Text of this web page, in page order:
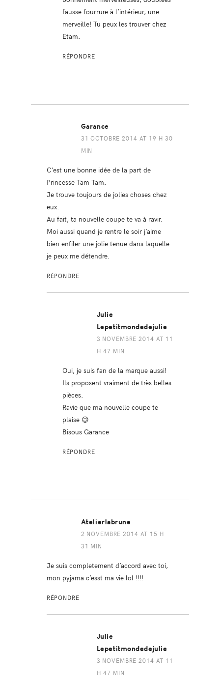
fausse fourrure à l’intérieur, une
merveille! Tu peux les trouver chez
Etam.
RÉPONDRE
Garance
31 OCTOBRE 2014 AT 19 H 30
MIN
C’est une bonne idée de la part de
Princesse Tam Tam.
Je trouve toujours de jolies choses chez
eux.
Au fait, ta nouvelle coupe te va à ravir.
Moi aussi quand je rentre le soir j’aime
bien enfiler une jolie tenue dans laquelle
je peux me détendre.
RÉPONDRE
Julie
Lepetitmondedejulie
3 NOVEMBRE 2014 AT 11
H 47 MIN
Oui, je suis fan de la marque aussi!
Ils proposent vraiment de très belles
pièces.
Ravie que ma nouvelle coupe te
plaise 😉
Bisous Garance
RÉPONDRE
Atelierlabrune
2 NOVEMBRE 2014 AT 15 H
31 MIN
Je suis completement d’accord avec toi,
mon pyjama c’esst ma vie lol !!!!
RÉPONDRE
Julie
Lepetitmondedejulie
3 NOVEMBRE 2014 AT 11
H 47 MIN